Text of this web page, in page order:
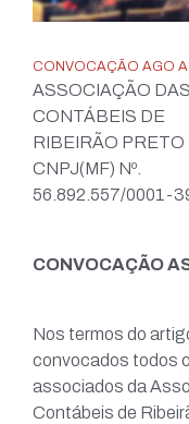
CONVOCAÇÃO AGO
ASSOCIAÇÃO
CONTÁBEIS DE
RIBEIRÃO PRETO
CNPJ(MF) Nº.
56.892.557/0001-
CONVOCAÇÃO
Nos termos do
convocados todos
associados da
Contábeis de